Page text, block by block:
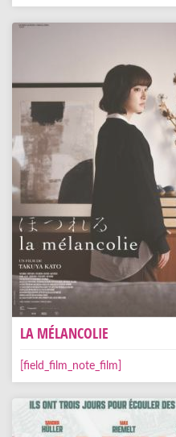
LA MÉLANCOLIE
[field_film_note_film]